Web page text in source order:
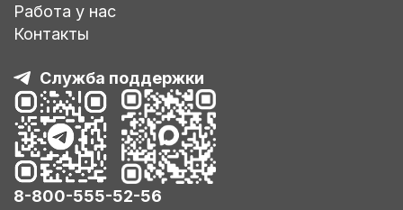
Работа у нас
Контакты
Служба поддержки
8-800-555-52-56